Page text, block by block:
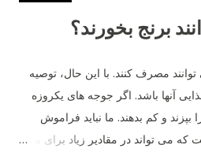
برنج بخورند؟
مصرف کنند. با این حال، توصیه
آنها باشد. اگر جوجه های یکروزه
بپزند و کم بدهند. ما نباید فراموش
می تواند در مقادیر زیاد برای مرغ